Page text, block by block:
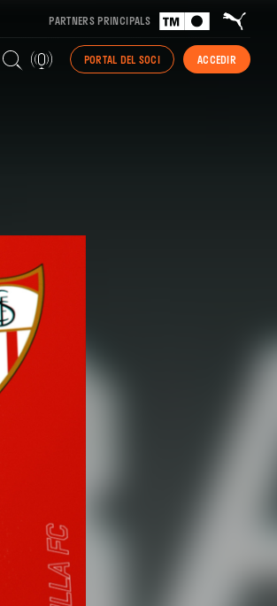
PARTNERS PRINCIPALS
PORTAL DEL SOCI ACCEDIR